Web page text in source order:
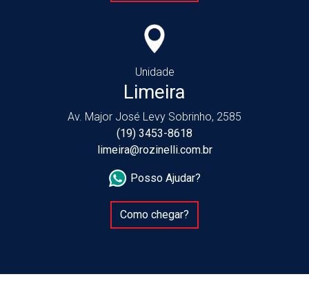
Unidade
Limeira
Av. Major José Levy Sobrinho, 2585
(19) 3453-8618
limeira@rozinelli.com.br
Posso Ajudar?
Como chegar?